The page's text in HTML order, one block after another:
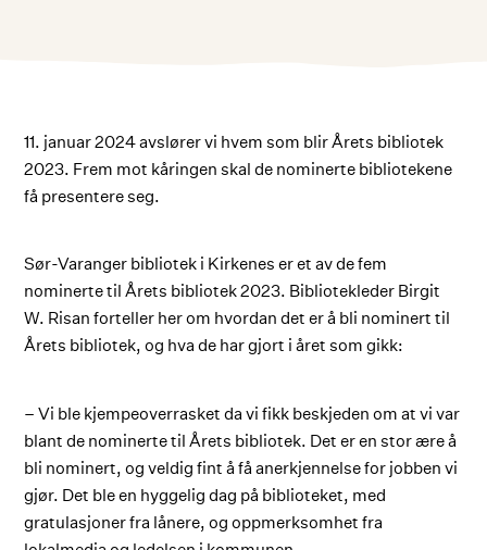
11. januar 2024 avslører vi hvem som blir Årets bibliotek
2023. Frem mot kåringen skal de nominerte bibliotekene
få presentere seg.
Sør-Varanger bibliotek i Kirkenes er et av de fem
nominerte til Årets bibliotek 2023. Bibliotekleder Birgit
W. Risan forteller her om hvordan det er å bli nominert til
Årets bibliotek, og hva de har gjort i året som gikk:
–Vi ble kjempeoverrasket da vi fikk beskjeden om at vi var
blant de nominerte til Årets bibliotek. Det er en stor ære å
bli nominert, og veldig fint å få anerkjennelse for jobben vi
gjør. Det ble en hyggelig dag på biblioteket, med
gratulasjoner fra lånere, og oppmerksomhet fra